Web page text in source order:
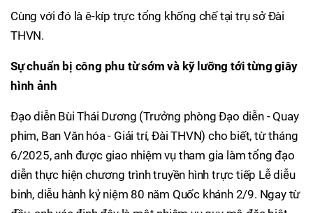
Cùng với đó là ê-kíp trực tổng khống chế tại trụ sở Đài
THVN.
Sự chuẩn bị công phu từ sớm và kỹ lưỡng tới từng giây
hình ảnh
Đạo diễn Bùi Thái Dương (Trưởng phòng Đạo diễn - Quay
phim, Ban Văn hóa - Giải trí, Đài THVN) cho biết, từ tháng
6/2025, anh được giao nhiệm vụ tham gia làm tổng đạo
diễn thực hiện chương trình truyền hình trực tiếp Lễ diễu
binh, diễu hành kỷ niệm 80 năm Quốc khánh 2/9. Ngay từ